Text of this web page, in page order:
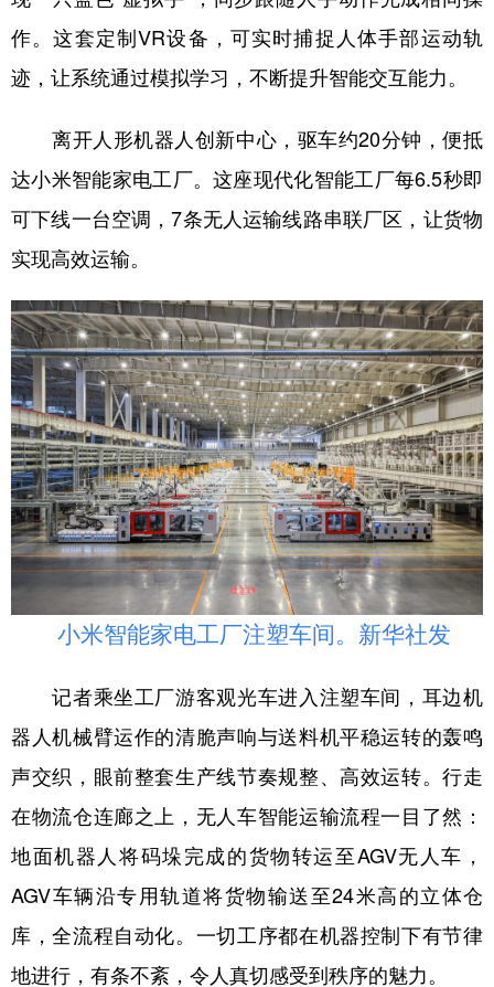
作。这套定制VR设备，可实时捕捉人体手部运动轨
迹，让系统通过模拟学习，不断提升智能交互能力。
离开人形机器人创新中心，驱车约20分钟，便抵
达小米智能家电工厂。这座现代化智能工厂每6.5秒即
可下线一台空调，7条无人运输线路串联厂区，让货物
实现高效运输。
小米智能家电工厂注塑车间。新华社发
记者乘坐工厂游客观光车进入注塑车间，耳边机
器人机械臂运作的清脆声响与送料机平稳运转的轰鸣
声交织，眼前整套生产线节奏规整、高效运转。行走
在物流仓连廊之上，无人车智能运输流程一目了然：
地面机器人将码垛完成的货物转运至AGV无人车，
AGV车辆沿专用轨道将货物输送至24米高的立体仓
库，全流程自动化。一切工序都在机器控制下有节律
地进行，有条不紊，令人真切感受到秩序的魅力。